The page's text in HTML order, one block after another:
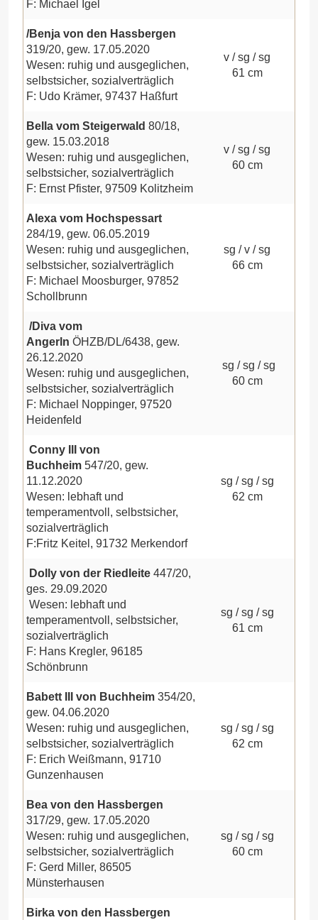
F: Michael Igel
/Benja von den Hassbergen
319/20, gew. 17.05.2020
Wesen: ruhig und ausgeglichen,
selbstsicher, sozialverträglich
F: Udo Krämer, 97437 Haßfurt
v / sg / sg
61 cm
Bella vom Steigerwald 80/18,
gew. 15.03.2018
Wesen: ruhig und ausgeglichen,
selbstsicher, sozialverträglich
F: Ernst Pfister, 97509 Kolitzheim
v / sg / sg
60 cm
Alexa vom Hochspessart
284/19, gew. 06.05.2019
Wesen: ruhig und ausgeglichen,
selbstsicher, sozialverträglich
F: Michael Moosburger, 97852
Schollbrunn
sg / v / sg
66 cm
/Diva vom
Angerln ÖHZB/DL/6438, gew.
26.12.2020
Wesen: ruhig und ausgeglichen,
selbstsicher, sozialverträglich
F: Michael Noppinger, 97520
Heidenfeld
sg / sg / sg
60 cm
Conny III von
Buchheim 547/20, gew.
11.12.2020
Wesen: lebhaft und
temperamentvoll, selbstsicher,
sozialverträglich
F:Fritz Keitel, 91732 Merkendorf
sg / sg / sg
62 cm
Dolly von der Riedleite 447/20,
ges. 29.09.2020
Wesen: lebhaft und
temperamentvoll, selbstsicher,
sozialverträglich
F: Hans Kregler, 96185
Schönbrunn
sg / sg / sg
61 cm
Babett III von Buchheim 354/20,
gew. 04.06.2020
Wesen: ruhig und ausgeglichen,
selbstsicher, sozialverträglich
F: Erich Weißmann, 91710
Gunzenhausen
sg / sg / sg
62 cm
Bea von den Hassbergen
317/29, gew. 17.05.2020
Wesen: ruhig und ausgeglichen,
selbstsicher, sozialverträglich
F: Gerd Miller, 86505
Münsterhausen
sg / sg / sg
60 cm
Birka von den Hassbergen